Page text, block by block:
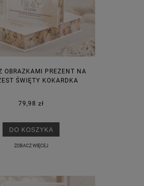
OBRAZKAMI PREZENT NA
ŚWIĘTY KOKARDKA
79,98 zł
DO KOSZYKA
ZOBACZ WIĘCEJ